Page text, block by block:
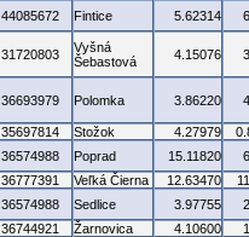
44085672 Fintice 5.62314
31720803
Vyšná
Šebastová
4.15076
36693979 Polomka 3.86220
35697814 Stožok 4.27979
36574988 Poprad 15.11820
36777391 Veľká Čierna 12.63470
36574988 Sedlice 3.97755
36744921 Žarnovica 4.10600